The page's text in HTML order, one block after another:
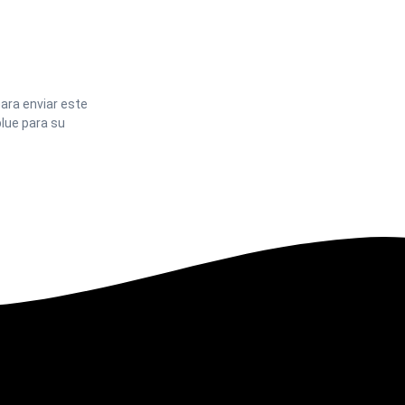
enviar este
para su